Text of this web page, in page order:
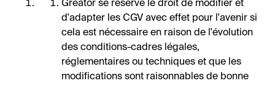
Greator se réserve le droit de modifier et
d'adapter les CGV avec effet pour l'avenir si
cela est nécessaire en raison de l'évolution
des conditions-cadres légales,
réglementaires ou techniques et que les
modifications sont raisonnables de bonne